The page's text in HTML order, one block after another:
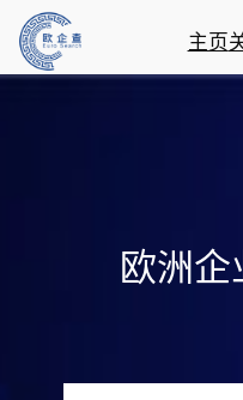
主页
欧洲企